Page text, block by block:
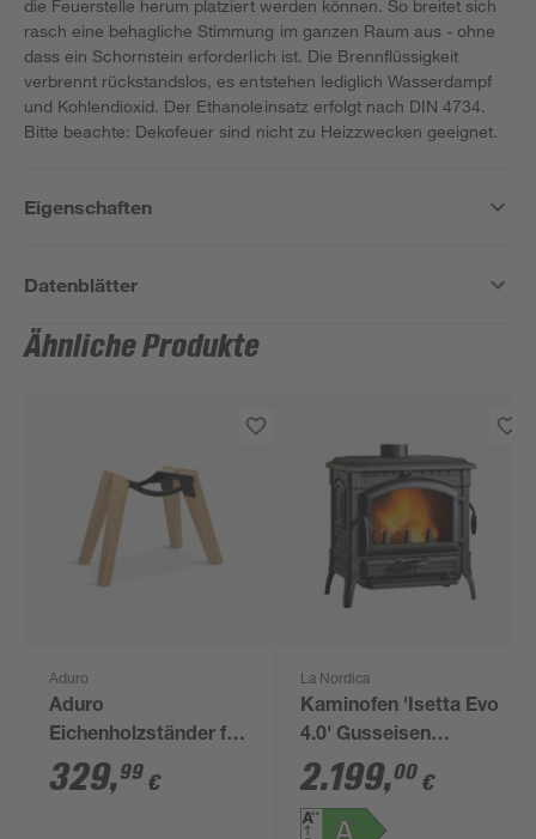
die Feuerstelle herum platziert werden können. So breitet sich
rasch eine behagliche Stimmung im ganzen Raum aus - ohne
dass ein Schornstein erforderlich ist. Die Brennflüssigkeit
verbrennt rückstandslos, es entstehen lediglich Wasserdampf
und Kohlendioxid. Der Ethanoleinsatz erfolgt nach DIN 4734.
Bitte beachte: Dekofeuer sind nicht zu Heizzwecken geeignet.
Eigenschaften
Datenblätter
Ähnliche Produkte
Aduro
Aduro
Eichenholzständer für
Bioethanol-Ofen
329,99 €
La Nordica
Kaminofen 'Isetta Evo
4.0' Gusseisen
schwarz 7,3 kW
2.199,00 €